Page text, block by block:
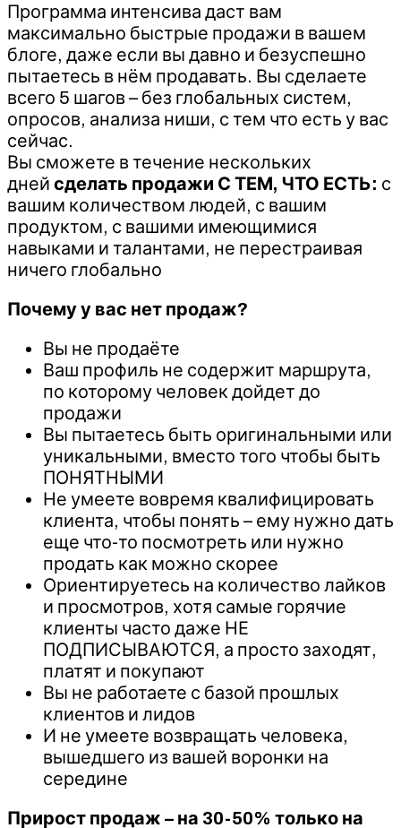
Программа интенсива даст вам
максимально быстрые продажи в вашем
блоге, даже если вы давно и безуспешно
пытаетесь в нём продавать. Вы сделаете
всего 5 шагов – без глобальных систем,
опросов, анализа ниши, с тем что есть у вас
сейчас.
Вы сможете в течение нескольких
дней сделать продажи С ТЕМ, ЧТО ЕСТЬ: с
вашим количеством людей, с вашим
продуктом, с вашими имеющимися
навыками и талантами, не перестраивая
ничего глобально
Почему у вас нет продаж?
Вы не продаёте
Ваш профиль не содержит маршрута,
по которому человек дойдет до
продажи
Вы пытаетесь быть оригинальными или
уникальными, вместо того чтобы быть
ПОНЯТНЫМИ
Не умеете вовремя квалифицировать
клиента, чтобы понять – ему нужно дать
еще что-то посмотреть или нужно
продать как можно скорее
Ориентируетесь на количество лайков
и просмотров, хотя самые горячие
клиенты часто даже НЕ
ПОДПИСЫВАЮТСЯ, а просто заходят,
платят и покупают
Вы не работаете с базой прошлых
клиентов и лидов
И не умеете возвращать человека,
вышедшего из вашей воронки на
середине
Прирост продаж – на 30-50% только на